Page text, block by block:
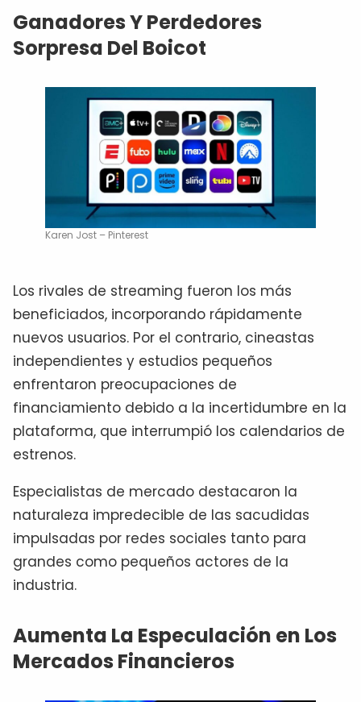
Ganadores Y Perdedores
Sorpresa Del Boicot
Karen Jost – Pinterest
Los rivales de streaming fueron los más
beneficiados, incorporando rápidamente
nuevos usuarios. Por el contrario, cineastas
independientes y estudios pequeños
enfrentaron preocupaciones de
financiamiento debido a la incertidumbre en la
plataforma, que interrumpió los calendarios de
estrenos.
Especialistas de mercado destacaron la
naturaleza impredecible de las sacudidas
impulsadas por redes sociales tanto para
grandes como pequeños actores de la
industria.
Aumenta La Especulación en Los
Mercados Financieros